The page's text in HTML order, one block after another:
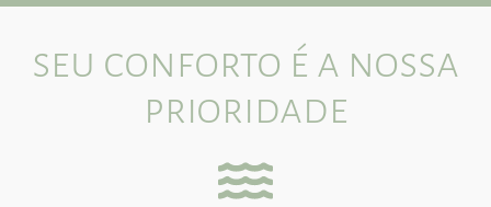
seu conforto é a nossa
prioridade